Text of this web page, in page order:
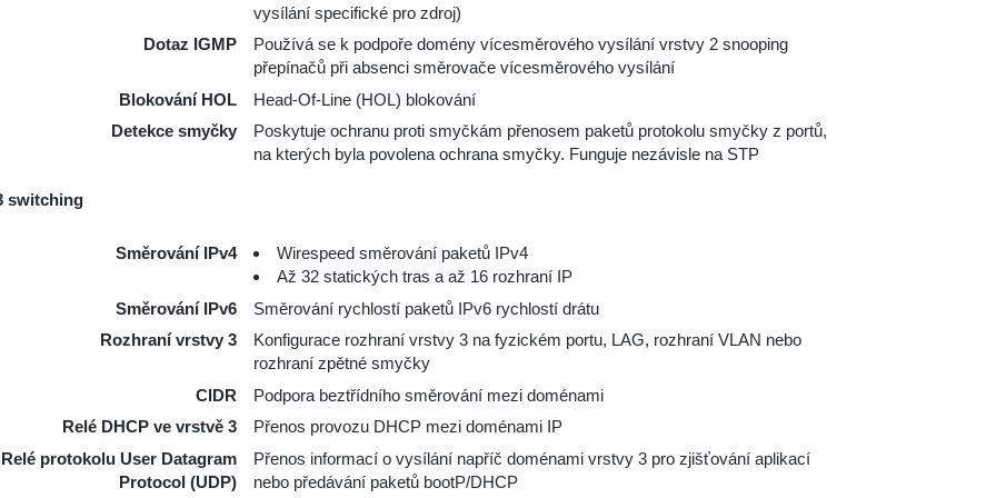
vysílání specifické pro zdroj)
Dotaz IGMP
Používá se k podpoře domény vícesměrového vysílání vrstvy 2 snooping
přepínačů při absenci směrovače vícesměrového vysílání
Blokování HOL
Head-Of-Line (HOL) blokování
Detekce smyčky
Poskytuje ochranu proti smyčkám přenosem paketů protokolu smyčky z portů,
na kterých byla povolena ochrana smyčky. Funguje nezávisle na STP
switching
Směrování IPv4
Wirespeed směrování paketů IPv4
Až 32 statických tras a až 16 rozhraní IP
Směrování IPv6
Směrování rychlostí paketů IPv6 rychlostí drátu
Rozhraní vrstvy 3
Konfigurace rozhraní vrstvy 3 na fyzickém portu, LAG, rozhraní VLAN nebo
rozhraní zpětné smyčky
CIDR
Podpora beztřídního směrování mezi doménami
Relé DHCP ve vrstvě 3
Přenos provozu DHCP mezi doménami IP
Relé protokolu User Datagram
Protocol (UDP)
Přenos informací o vysílání napříč doménami vrstvy 3 pro zjišťování aplikací
nebo předávání paketů bootP/DHCP